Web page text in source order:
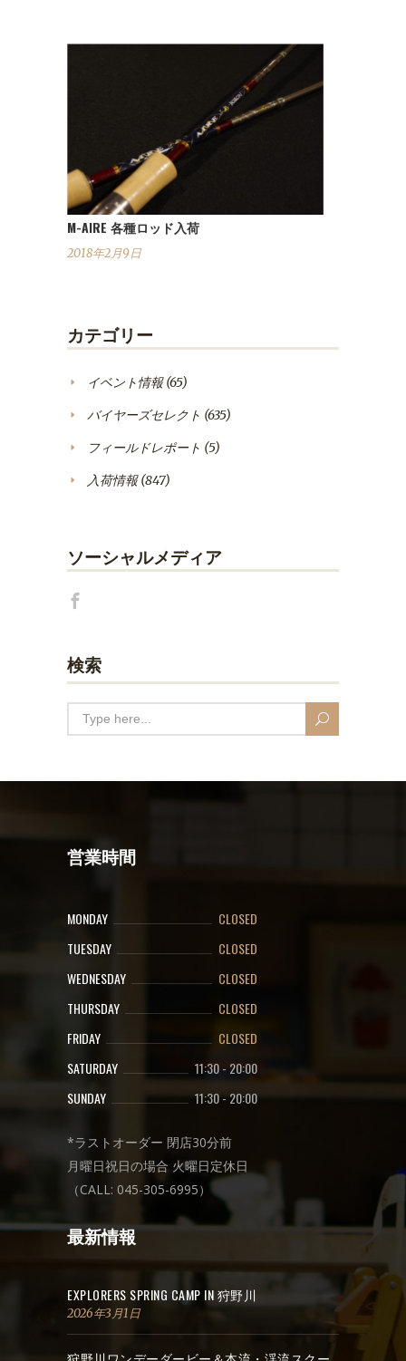
M-AIRE 各種ロッド入荷
2018年2月9日
カテゴリー
イベント情報(65)
バイヤーズセレクト (635)
フィールドレポート (5)
入荷情報(847)
ソーシャルメディア
検索
営業時間
MONDAY
CLOSED
TUESDAY
CLOSED
WEDNESDAY
CLOSED
THURSDAY
CLOSED
FRIDAY
CLOSED
SATURDAY
11:30- 20:00
SUNDAY
11:30-20:00
*ラストオーダー 閉店30分前
月曜日祝日の場合 火曜日定休日
（CALL: 045-305-6995）
最新情報
EXPLORERS SPRING CAMP IN 狩野川
2026年3月1日